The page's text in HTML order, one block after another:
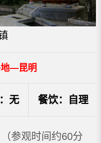
地—昆明
无 餐饮：自理
参观时间约60分